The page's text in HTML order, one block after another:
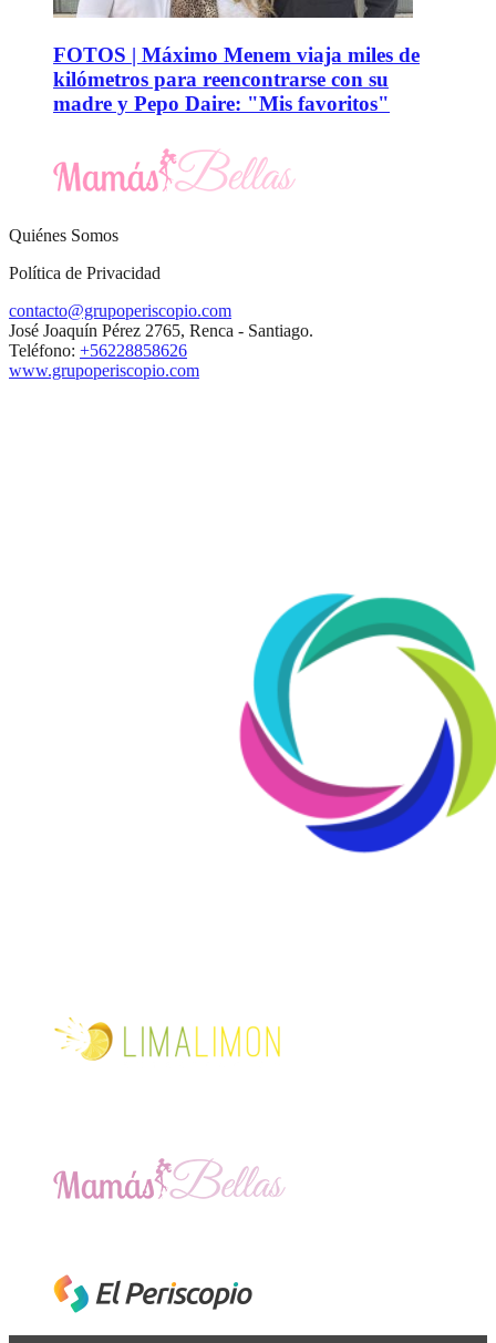
FOTOS | Máximo Menem viaja miles de
kilómetros para reencontrarse con su
madre y Pepo Daire: "Mis favoritos"
Quiénes Somos
Política de Privacidad
contacto@grupoperiscopio.com
José Joaquín Pérez 2765, Renca - Santiago.
Teléfono: +56228858626
www.grupoperiscopio.com